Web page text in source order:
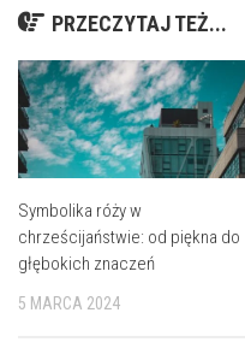
PRZECZYTAJ TEŻ...
Symbolika róży w
chrześcijaństwie: od piękna do
głębokich znaczeń
5 MARCA 2024